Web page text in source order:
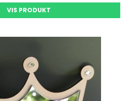
VIS PRODUKT